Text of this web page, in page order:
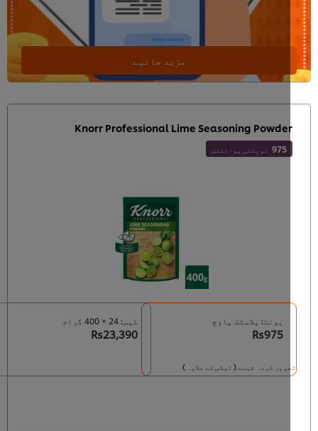
مزید جانیے
Knorr Professional Lime Seasoning
لویلٹی پوائنٹس
یونٹ: پلاسٹک پاؤچ
Rs975
Rs23,390
کردہ قیمت ( ٹیکس کے علاوہ )